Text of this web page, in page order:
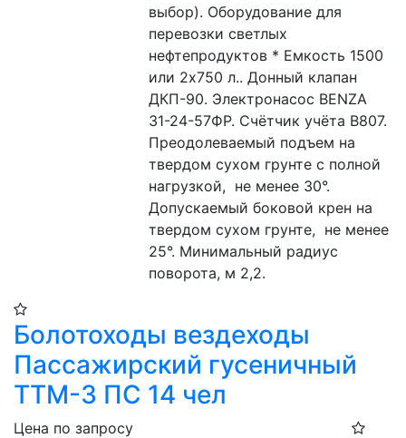
выбор). Оборудование для
перевозки светлых
нефтепродуктов * Емкость 1500
или 2х750 л.. Донный клапан
ДКП-90. Электронасос BENZA
31-24-57ФР. Счётчик учёта В807.
Преодолеваемый подъем на
твердом сухом грунте с полной
нагрузкой,  не менее 30°.
Допускаемый боковой крен на
твердом сухом грунте,  не менее
25°. Минимальный радиус
поворота, м 2,2.
Болотоходы вездеходы
Пассажирский гусеничный
ТТМ-3 ПС 14 чел
Цена по запросу